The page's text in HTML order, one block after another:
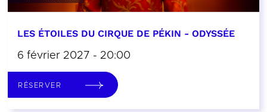
LES ÉTOILES DU CIRQUE DE PÉKIN - ODYSSÉE
6 février 2027 - 20:00
RÉSERVER